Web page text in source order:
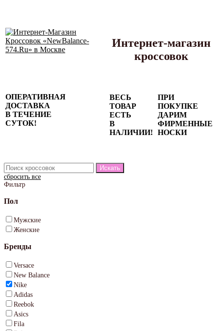
Интернет-магазин
кроссовок
ОПЕРАТИВНАЯ
ДОСТАВКА
В ТЕЧЕНИЕ
СУТОК!
ВЕСЬ
ТОВАР
ЕСТЬ
В
НАЛИЧИИ!
ПРИ
ПОКУПКЕ
ДАРИМ
ФИРМЕННЫЕ
НОСКИ
сбросить все
Фильтр
Пол
Мужские
Женские
Бренды
Versace
New Balance
Nike
Adidas
Reebok
Asics
Fila